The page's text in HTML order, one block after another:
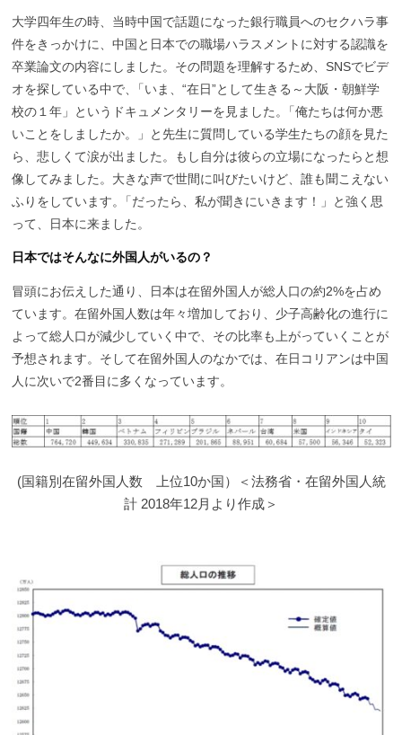
大学四年生の時、当時中国で話題になった銀行職員へのセクハラ事
件をきっかけに、中国と日本での職場ハラスメントに対する認識を
卒業論文の内容にしました。その問題を理解するため、SNSでビデ
オを探している中で、
「いま、“在日”として生きる～大阪・朝鮮学
校の１年」というドキュメンタリーを見ました 。
「俺たちは何か悪
いことをしましたか。」と先生に質問している学生たちの顔を見た
ら、悲しくて涙が出ました。もし自分は彼らの立場になったらと想
像してみました。大きな声で世間に叫びたいけど、誰も聞こえない
ふりをしています。
「だったら、私が聞きにいきます！」と強く思
って、日本に来ました。
日本ではそんなに外国人がいるの？
冒頭にお伝えした通り、日本は在留外国人が総人口の約2%を占め
ています。在留外国人数は年々増加しており、少子高齢化の進行に
よって総人口が減少していく中で、その比率も上がっていくことが
予想されます。そして在留外国人のなかでは、在日コリアンは中国
人に次いで2番目に多くなっています。
(国籍別在留外国人数 上位10か国）＜法務省・在留外国人統
計 2018年12月より作成＞